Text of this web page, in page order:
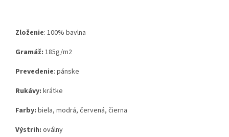
Zloženie: 100% bavlna
Gramáž: 185g/m2
Prevedenie: pánske
Rukávy: krátke
Farby: biela, modrá, červená, čierna
Výstrih: oválny